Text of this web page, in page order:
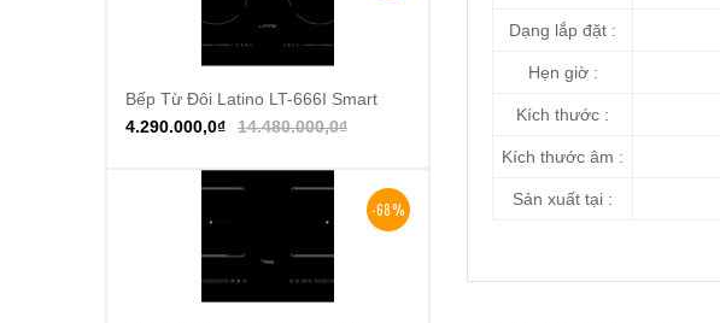
Dạng lắp đặt :
Hẹn giờ :
Kích thước :
Kích thước âm :
Sản xuất tại :
Thêm vào giỏ hàng
Bếp Từ Đôi Latino LT-666I Smart
14.480.000,0₫
4.290.000,0₫
-68%